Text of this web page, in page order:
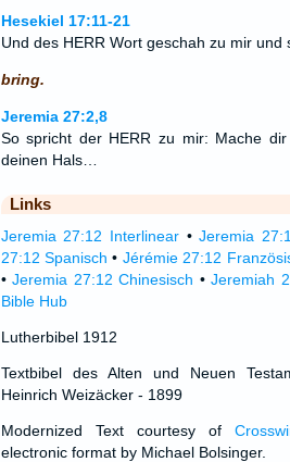
Hesekiel 17:11-21
Und des HERR Wort geschah zu mir und
bring.
Jeremia 27:2,8
So spricht der HERR zu mir: Mache
deinen Hals…
Links
Jeremia 27:12 Interlinear•Jeremia
27:12 Spanisch • Jérémie 27:12
•Jeremia 27:12 Chinesisch •Jeremiah
Bible Hub
Lutherbibel 1912
Textbibel des Alten und Neuen
Heinrich Weizäcker - 1899
Modernized Text courtesy of
electronic format by Michael Bolsinger.